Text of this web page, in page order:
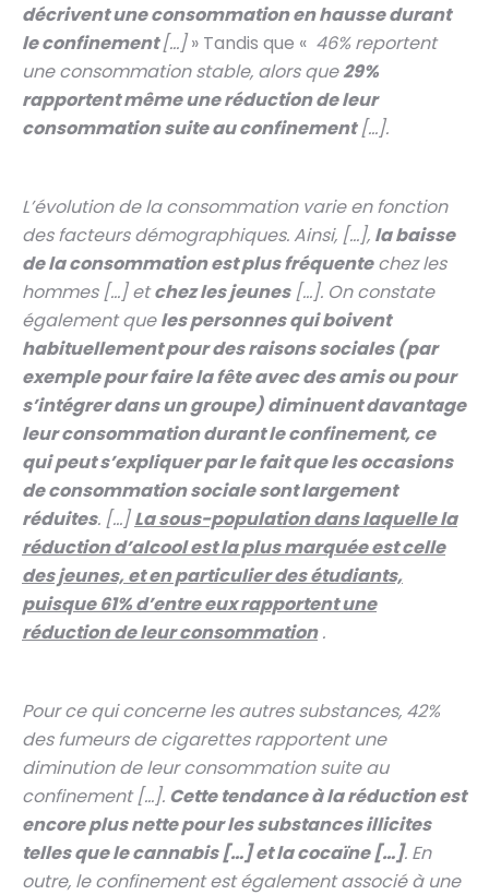
décrivent une consommation en hausse durant
le confinement[…]» Tandis que « 46% reportent
une consommation stable, alors que29%
rapportent même une réduction de leur
consommation suite au confinement[…].
L’évolution de la consommation varie en fonction
des facteurs démographiques. Ainsi, […], la baisse
de la consommation est plus fréquentechez les
hommes […] etchez les jeunes[…]. On constate
également queles personnes qui boivent
habituellement pour des raisons sociales (par
exemple pour faire la fête avec des amis ou pour
s’intégrer dans un groupe) diminuent davantage
leur consommation durant le confinement, ce
qui peut s’expliquer par le fait que les occasions
de consommation sociale sont largement
réduites. […]La sous-population dans laquelle la
réduction d’alcool est la plus marquée est celle
des jeunes, et en particulier des étudiants,
puisque 61% d’entre eux rapportent une
réduction de leur consommation.
Pour ce qui concerne les autres substances, 42%
des fumeurs de cigarettes rapportent une
diminution de leur consommation suite au
confinement […]. Cette tendance à la réduction est
encore plus nette pour les substances illicites
telles que le cannabis […] et la cocaïne […]. En
outre, le confinement est également associé à une